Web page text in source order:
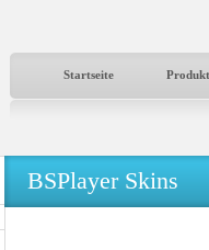
Startseite
BSPlayer Skins